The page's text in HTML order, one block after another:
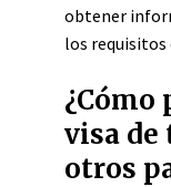
obtener
los requisitos
¿Cómo
visa
otros